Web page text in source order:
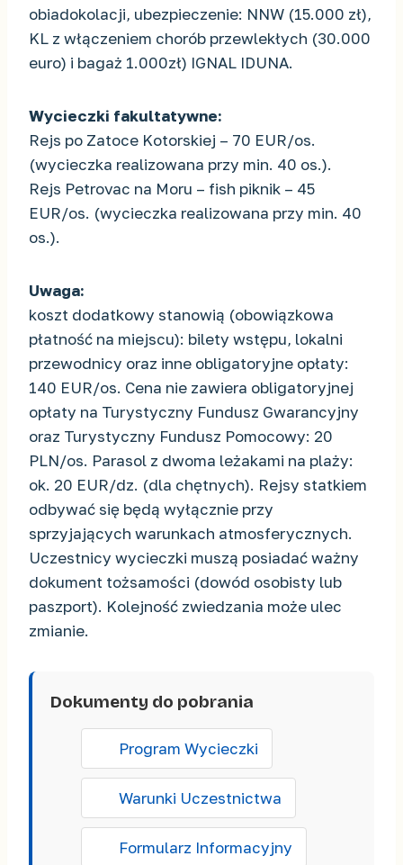
obiadokolacji, ubezpieczenie: NNW (15.000 zł),
KL z włączeniem chorób przewlekłych (30.000
euro) i bagaż 1.000zł) IGNAL IDUNA.
Wycieczki fakultatywne:
Rejs po Zatoce Kotorskiej – 70 EUR/os.
(wycieczka realizowana przy min. 40 os.).
Rejs Petrovac na Moru – fish piknik – 45
EUR/os. (wycieczka realizowana przy min. 40
os.).
Uwaga:
koszt dodatkowy stanowią (obowiązkowa
płatność na miejscu): bilety wstępu, lokalni
przewodnicy oraz inne obligatoryjne opłaty:
140 EUR/os. Cena nie zawiera obligatoryjnej
opłaty na Turystyczny Fundusz Gwarancyjny
oraz Turystyczny Fundusz Pomocowy: 20
PLN/os. Parasol z dwoma leżakami na plaży:
ok. 20 EUR/dz. (dla chętnych). Rejsy statkiem
odbywać się będą wyłącznie przy
sprzyjających warunkach atmosferycznych.
Uczestnicy wycieczki muszą posiadać ważny
dokument tożsamości (dowód osobisty lub
paszport). Kolejność zwiedzania może ulec
zmianie.
Dokumenty do pobrania
Program Wycieczki
Warunki Uczestnictwa
Formularz Informacyjny